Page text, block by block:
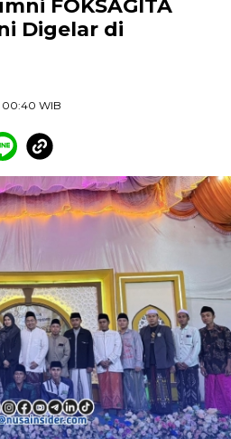
FOKSAGITA
Digelar di
00:40 WIB